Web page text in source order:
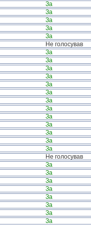
За
За
За
За
За
Не голосував
За
За
За
За
За
За
За
За
За
За
За
За
За
Не голосував
За
За
За
За
За
За
За
За